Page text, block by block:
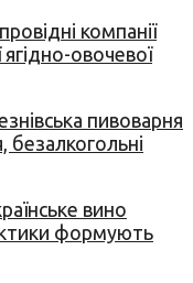
компанії
овочевої
пивоварня
безалкогольні
вино
формують